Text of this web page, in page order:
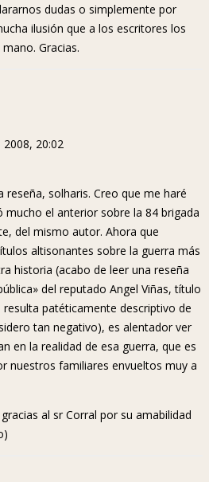
dudas o simplemente por
ilusión que a los escritores los
Gracias.
20:02
reseña, solharis. Creo que me haré
mucho el anterior sobre la 84 brigada
del mismo autor. Ahora que
altisonantes sobre la guerra más
historia (acabo de leer una reseña
del reputado Angel Viñas, título
patéticamente descriptivo de
tan negativo), es alentador ver
en la realidad de esa guerra, que es
nuestros familiares envueltos muy a
al sr Corral por su amabilidad